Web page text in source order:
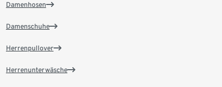
Damenhosen
Damenschuhe
Herrenpullover
Herrenunterwäsche